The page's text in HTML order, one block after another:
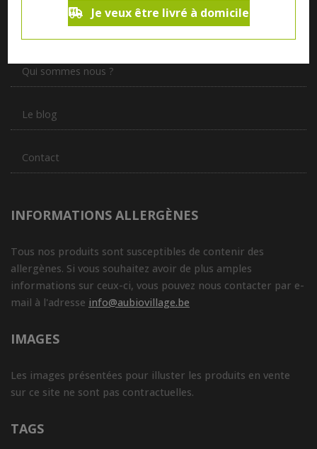
Je veux être livré à domicile
produits de plus de 50 artisans et producteurs régionaux pour
vous servir du petit déjeuner au souper.
Qui sommes nous ?
Le blog
Contact
INFORMATIONS ALLERGÈNES
Tous nos produits sont susceptibles de contenir des
allergènes. Si vous souhaitez avoir de plus amples
informations sur ceux-ci, vous pouvez nous contacter par e-
mail à l'adresse info@aubiovillage.be
IMAGES
Les images présentées pour illuster les produits en vente
sur ce site ne sont pas contractuelles.
TAGS